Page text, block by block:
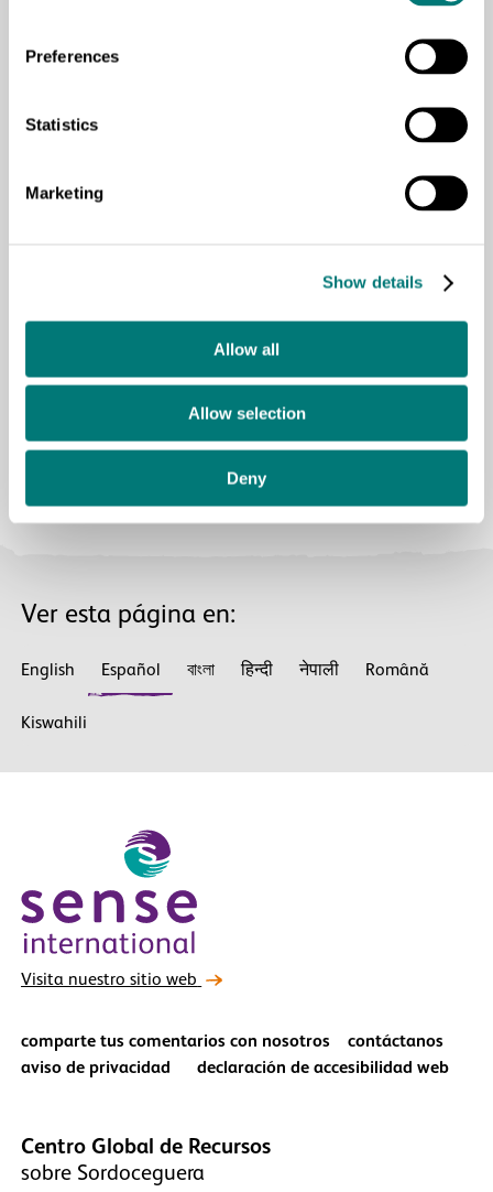
Preferences
Statistics
Marketing
Show details
Allow all
Allow selection
Deny
subyacentes y el manejo de la afección.
Ver esta página en:
English Español বাংলা हिन्दी नेपाली Română
Kiswahili
Visita nuestro sitio web
comparte tus comentarios con nosotros
contáctanos
aviso de privacidad
declaración de accesibilidad web
Centro Global de Recursos
sobre Sordoceguera